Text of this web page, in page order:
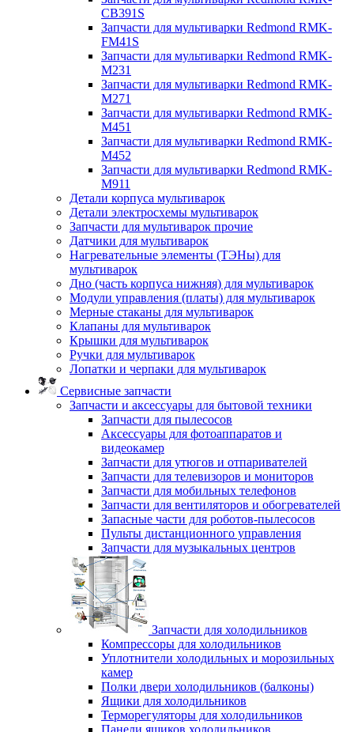
CB391S
Запчасти для мультиварки Redmond RMK-
FM41S
Запчасти для мультиварки Redmond RMK-
M231
Запчасти для мультиварки Redmond RMK-
M271
Запчасти для мультиварки Redmond RMK-
M451
Запчасти для мультиварки Redmond RMK-
M452
Запчасти для мультиварки Redmond RMK-
M911
Детали корпуса мультиварок
Детали электросхемы мультиварок
Запчасти для мультиварок прочие
Датчики для мультиварок
Нагревательные элементы (ТЭНы) для
мультиварок
Дно (часть корпуса нижняя) для мультиварок
Модули управления (платы) для мультиварок
Мерные стаканы для мультиварок
Клапаны для мультиварок
Крышки для мультиварок
Ручки для мультиварок
Лопатки и черпаки для мультиварок
Сервисные запчасти
Запчасти и аксессуары для бытовой техники
Запчасти для пылесосов
Аксессуары для фотоаппаратов и
видеокамер
Запчасти для утюгов и отпаривателей
Запчасти для телевизоров и мониторов
Запчасти для мобильных телефонов
Запчасти для вентиляторов и обогревателей
Запасные части для роботов-пылесосов
Пульты дистанционного управления
Запчасти для музыкальных центров
Запчасти для холодильников
Компрессоры для холодильников
Уплотнители холодильных и морозильных
камер
Полки двери холодильников (балконы)
Ящики для холодильников
Терморегуляторы для холодильников
Панели ящиков холодильников